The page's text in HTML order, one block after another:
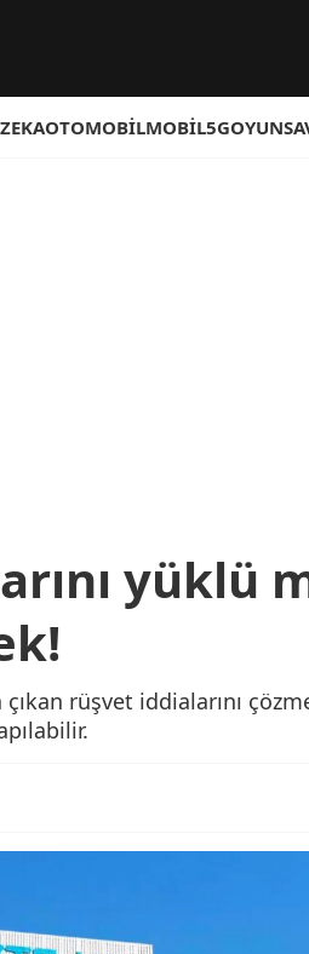
OTOMOBILMOBIL5GOYUN
yüklü
rüşvet iddialarını